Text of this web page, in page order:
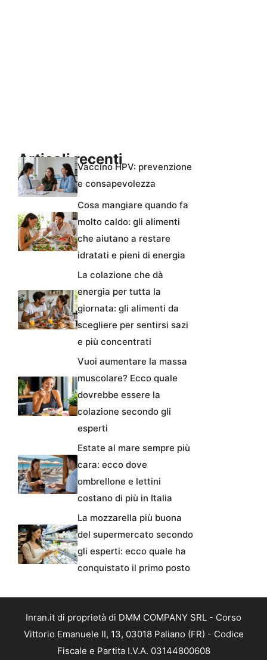
Articoli recentiVaccino HPV: prevenzione
e consapevolezza
Cosa mangiare quando fa
molto caldo: gli alimenti
che aiutano a restare
idratati e pieni di energia
La colazione che dà
energia per tutta la
giornata: gli alimenti da
scegliere per sentirsi sazi
e più concentrati
Vuoi aumentare la massa
muscolare? Ecco quale
dovrebbe essere la
colazione secondo gli
esperti
Estate al mare sempre più
cara: ecco dove
ombrellone e lettini
costano di più in Italia
La mozzarella più buona
del supermercato secondo
gli esperti: ecco quale ha
conquistato il primo posto
Inran.it di proprietà di DMM COMPANY SRL - Corso
Vittorio Emanuele II, 13, 03018 Paliano (FR) - Codice
Fiscale e Partita I.V.A. 03144800608